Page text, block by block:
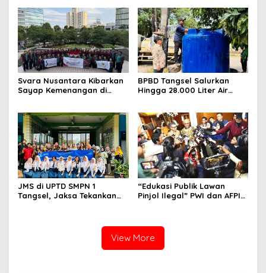
Sentuhan Kemanusiaan dan
Keberlanjutan
Tersangka
Svara Nusantara Kibarkan
Sayap Kemenangan di
BPBD Tangsel Salurkan
Hingga 28.000 Liter Air
Kekeringan
JMS di UPTD SMPN 1
Tangsel, Jaksa Tekankan
“Edukasi Publik Lawan
Pinjol Ilegal” PWI dan AFPI
View More